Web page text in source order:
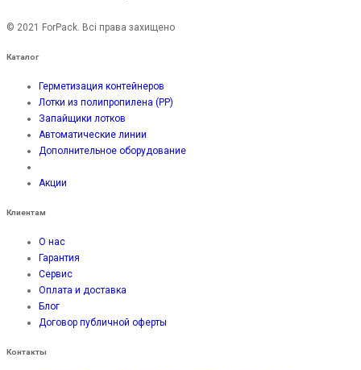
© 2021 ForPack. Всі права захищено
Каталог
Герметизация контейнеров
Лотки из полипропилена (PP)
Запайщики лотков
Автоматические линии
Дополнительное оборудование
Акции
Клиентам
О нас
Гарантия
Сервис
Оплата и доставка
Блог
Договор публичной оферты
Контакты